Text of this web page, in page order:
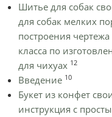
Шитье для собак
для собак мелких
построения
класса по
для чихуах 12
Введение 10
Букет из конфет
инструкция с